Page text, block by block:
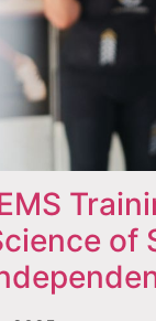
of